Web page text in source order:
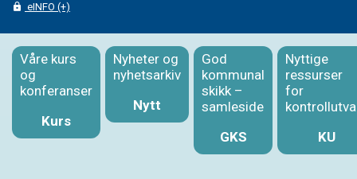
eINFO (+)
Våre kurs
og
konferanser
Kurs
Nyheter og
nyhetsarkiv
Nytt
God
kommunal
skikk –
samleside
GKS
Nyttige
ressurser
for
KU